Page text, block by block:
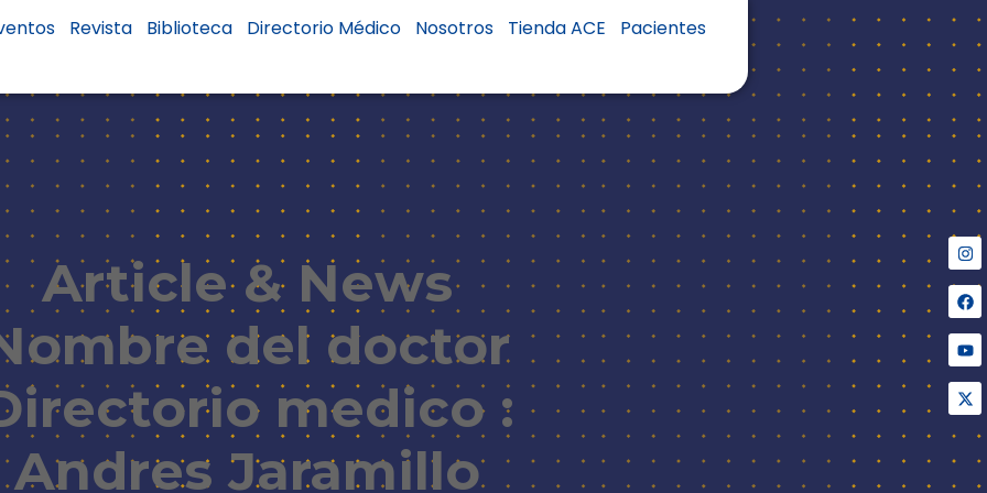
Revista Biblioteca Directorio Médico Nosotros Tienda ACE Pacientes
Article & News
del doctor
medico :
Andres Jaramillo